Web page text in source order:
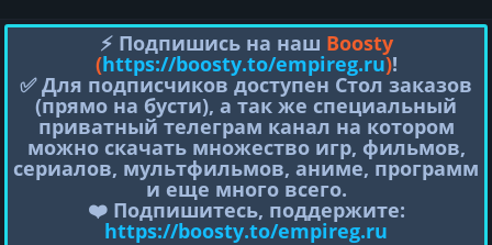
⚡️ Подпишись на наш Boosty
(https://boosty.to/empireg.ru)!
✅ Для подписчиков доступен Стол заказов
(прямо на бусти), а так же специальный
приватный телеграм канал на котором
можно скачать множество игр, фильмов,
сериалов, мультфильмов, аниме, программ
и еще много всего.
❤️ Подпишитесь, поддержите:
https://boosty.to/empireg.ru